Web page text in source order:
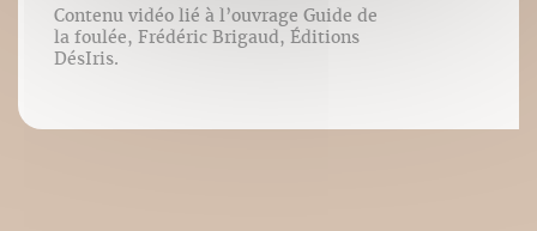
Contenu vidéo lié à l’ouvrage Guide de
la foulée, Frédéric Brigaud, Éditions
DésIris.